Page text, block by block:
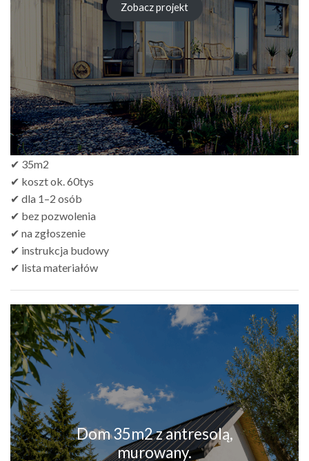
zł249.00
zł499.00
Zobacz projekt
✔ 35m2
✔ koszt ok. 60tys
✔ dla 1–2 osób
✔ bez pozwolenia
✔ na zgłoszenie
✔ instrukcja budowy
✔ lista materiałów
Dom 35m2 z antresolą,
murowany.